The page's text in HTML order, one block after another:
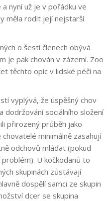
nyní už je v pořádku ve
měla rodit její nejstarší
o šesti členech obývá
je pak chován v zázemí. Zoo
těchto opic v lidské péči na
vyplývá, že úspěšný chov
dodržování sociálního složení
přirozený průběh jako
minimálně zasahují
odchovů mláďat (pokud
U kočkodanů to
skupinách zůstávají
dospělí samci ze skupin
dcer se skupina